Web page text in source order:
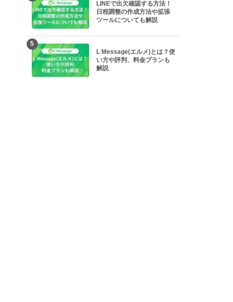
LINEで出欠確認する方法！
日程調整の作成方法や拡張
ツールについても解説
5
L Message(エルメ)とは？使
い方や評判、料金プランも
解説